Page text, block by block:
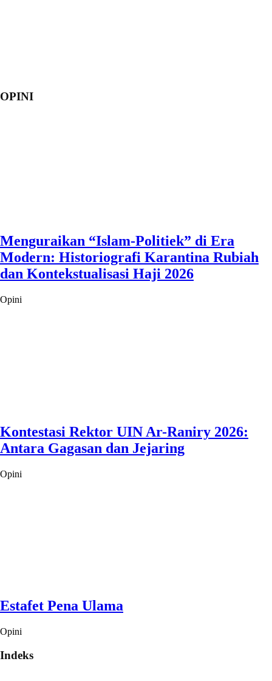
OPINI
Menguraikan “Islam-Politiek” di Era
Modern: Historiografi Karantina Rubiah
dan Kontekstualisasi Haji 2026
Opini
Kontestasi Rektor UIN Ar-Raniry 2026:
Antara Gagasan dan Jejaring
Opini
Estafet Pena Ulama
Opini
Indeks